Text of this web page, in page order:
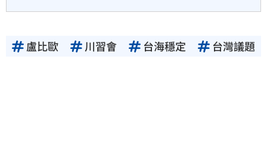
盧比歐 川習會 台海穩定 台灣議題